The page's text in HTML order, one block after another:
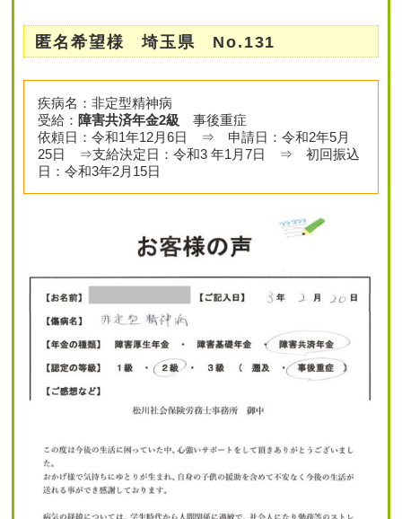
匿名希望様 埼玉県 No.131
疾病名：非定型精神病
受給： 障害共済年金2級 事後重症
依頼日：令和1年12月6日 ⇒ 申請日：令和2年5月
25日 ⇒支給決定日：令和3 年1月7日 ⇒ 初回振込
日：令和3年2月15日